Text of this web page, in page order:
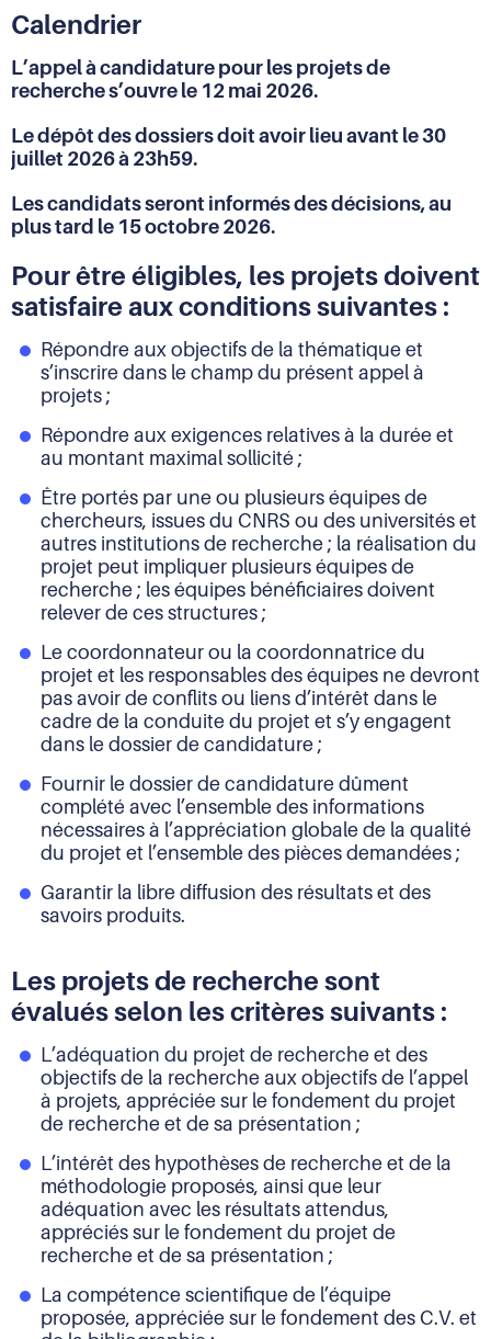
Calendrier
L’appel à candidature pour les projets de
recherche s’ouvre le 12 mai 2026.
Le dépôt des dossiers doit avoir lieu avant le 30
juillet 2026 à 23h59.
Les candidats seront informés des décisions, au
plus tard le 15 octobre 2026.
Pour être éligibles, les projets doivent
satisfaire aux conditions suivantes :
Répondre aux objectifs de la thématique et
s’inscrire dans le champ du présent appel à
projets ;
Répondre aux exigences relatives à la durée et
au montant maximal sollicité ;
Être portés par une ou plusieurs équipes de
chercheurs, issues du CNRS ou des universités et
autres institutions de recherche ; la réalisation du
projet peut impliquer plusieurs équipes de
recherche ; les équipes bénéficiaires doivent
relever de ces structures ;
Le coordonnateur ou la coordonnatrice du
projet et les responsables des équipes ne devront
pas avoir de conflits ou liens d’intérêt dans le
cadre de la conduite du projet et s’y engagent
dans le dossier de candidature ;
Fournir le dossier de candidature dûment
complété avec l’ensemble des informations
nécessaires à l’appréciation globale de la qualité
du projet et l’ensemble des pièces demandées ;
Garantir la libre diffusion des résultats et des
savoirs produits.
Les projets de recherche sont
évalués selon les critères suivants :
L’adéquation du projet de recherche et des
objectifs de la recherche aux objectifs de l’appel
à projets, appréciée sur le fondement du projet
de recherche et de sa présentation ;
L’intérêt des hypothèses de recherche et de la
méthodologie proposés, ainsi que leur
adéquation avec les résultats attendus,
appréciés sur le fondement du projet de
recherche et de sa présentation ;
La compétence scientifique de l’équipe
proposée, appréciée sur le fondement des C.V. et